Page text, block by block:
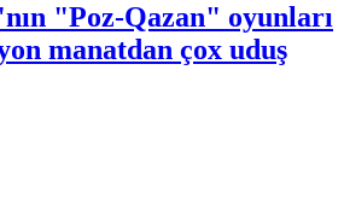
"Poz-Qazan" oyunları
manatdan çox uduş